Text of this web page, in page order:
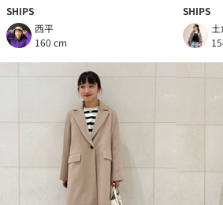
SHIPS
西平
160 cm
SHIPS